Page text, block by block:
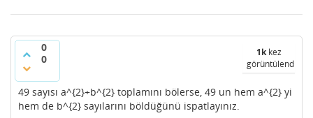
0
0
1kkez
görüntülendi
49 sayısı a^{2}+b^{2} toplamını bölerse, 49 un hem a^{2} yi
hem de b^{2} sayılarını böldüğünü ispatlayınız.